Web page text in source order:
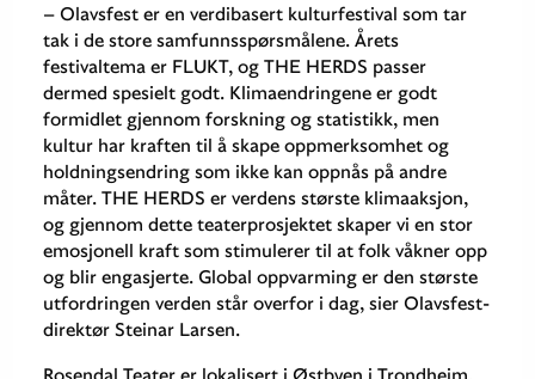
– Olavsfest er en verdibasert kulturfestival som tar
tak i de store samfunnsspørsmålene. Årets
festivaltema er FLUKT, og THE HERDS passer
dermed spesielt godt. Klimaendringene er godt
formidlet gjennom forskning og statistikk, men
kultur har kraften til å skape oppmerksomhet og
holdningsendring som ikke kan oppnås på andre
måter. THE HERDS er verdens største klimaaksjon,
og gjennom dette teaterprosjektet skaper vi en stor
emosjonell kraft som stimulerer til at folk våkner opp
og blir engasjerte. Global oppvarming er den største
utfordringen verden står overfor i dag, sier Olavsfest-
direktør Steinar Larsen.